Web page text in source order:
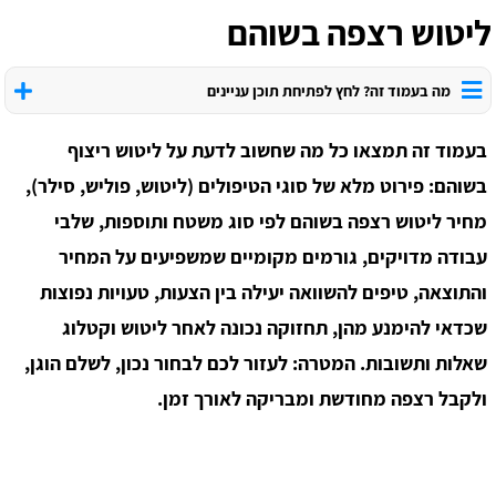
ליטוש רצפה בשוהם
מה בעמוד זה? לחץ לפתיחת תוכן עניינים
בעמוד זה תמצאו כל מה שחשוב לדעת על ליטוש ריצוף
בשוהם: פירוט מלא של סוגי הטיפולים (ליטוש, פוליש, סילר),
מחיר ליטוש רצפה בשוהם לפי סוג משטח ותוספות, שלבי
עבודה מדויקים, גורמים מקומיים שמשפיעים על המחיר
והתוצאה, טיפים להשוואה יעילה בין הצעות, טעויות נפוצות
שכדאי להימנע מהן, תחזוקה נכונה לאחר ליטוש וקטלוג
שאלות ותשובות. המטרה: לעזור לכם לבחור נכון, לשלם הוגן,
ולקבל רצפה מחודשת ומבריקה לאורך זמן.